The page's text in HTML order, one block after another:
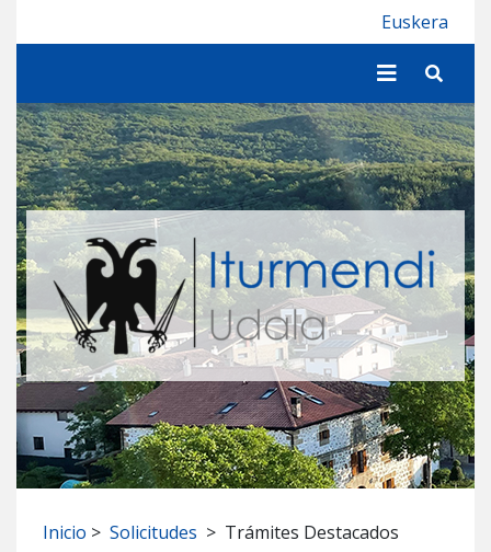
Euskera
Buscar
Inicio > Solicitudes > Trámites Destacados